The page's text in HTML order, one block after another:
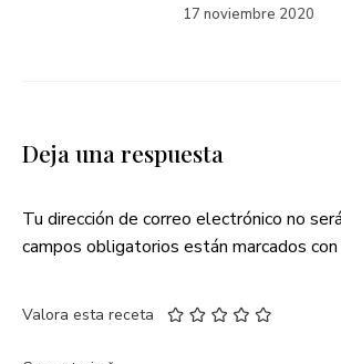
17 noviembre 2020
Deja una respuesta
Tu dirección de correo electrónico no
campos obligatorios están marcados con
Valora esta receta